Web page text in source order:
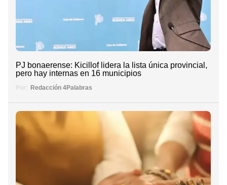
PJ bonaerense: Kicillof lidera la lista única provincial,
pero hay internas en 16 municipios
Por: Redacción 4Palabras